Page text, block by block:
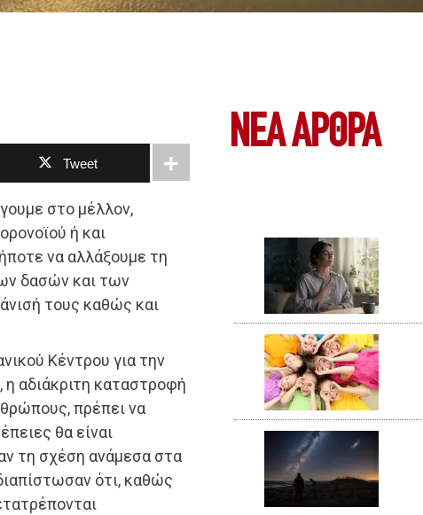
Tweet
στο μέλλον,
ή και
να αλλάξουμε τη
δασών και των
τους καθώς και
Κέντρου για την
αδιάκριτη καταστροφή
πρέπει να
θα είναι
τη σχέση ανάμεσα στα
ότι, καθώς
ΝΕΑ ΆΡΘΡΑ